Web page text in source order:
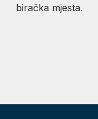
biračka mjesta.